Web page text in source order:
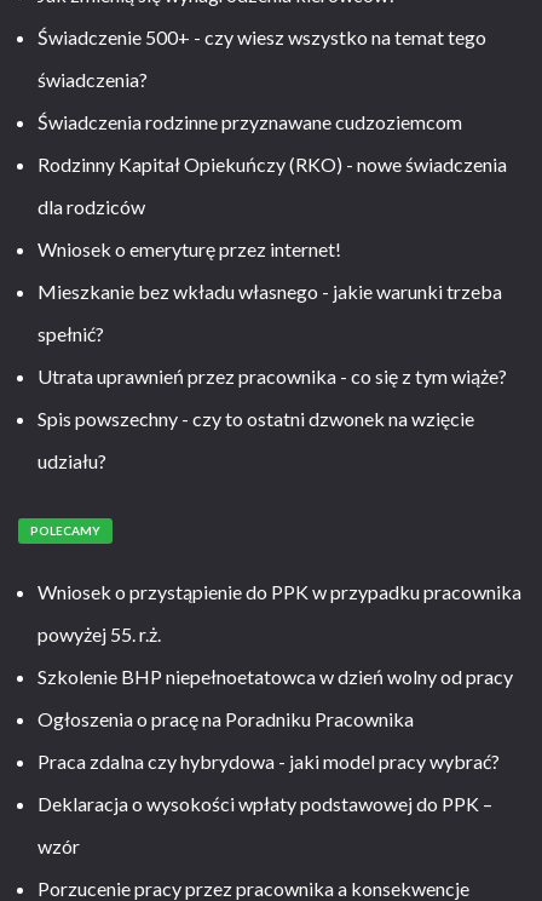
Świadczenie 500+ - czy wiesz wszystko na temat tego
świadczenia?
Świadczenia rodzinne przyznawane cudzoziemcom
Rodzinny Kapitał Opiekuńczy (RKO) - nowe świadczenia
dla rodziców
Wniosek o emeryturę przez internet!
Mieszkanie bez wkładu własnego - jakie warunki trzeba
spełnić?
Utrata uprawnień przez pracownika - co się z tym wiąże?
Spis powszechny - czy to ostatni dzwonek na wzięcie
udziału?
POLECAMY
Wniosek o przystąpienie do PPK w przypadku pracownika
powyżej 55. r.ż.
Szkolenie BHP niepełnoetatowca w dzień wolny od pracy
Ogłoszenia o pracę na Poradniku Pracownika
Praca zdalna czy hybrydowa - jaki model pracy wybrać?
Deklaracja o wysokości wpłaty podstawowej do PPK –
wzór
Porzucenie pracy przez pracownika a konsekwencje